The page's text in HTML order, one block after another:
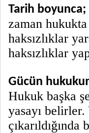
Tarih boyunca;
zaman
haksızlıklar
haksızlıklar
Gücün
Hukuk başka
yasayı